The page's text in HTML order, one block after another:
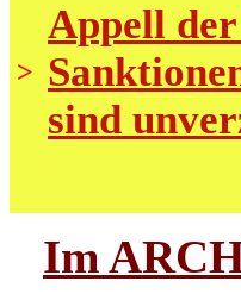
>
Appell
sind
Im